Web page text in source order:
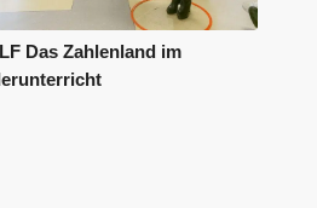
Das Zahlenland im